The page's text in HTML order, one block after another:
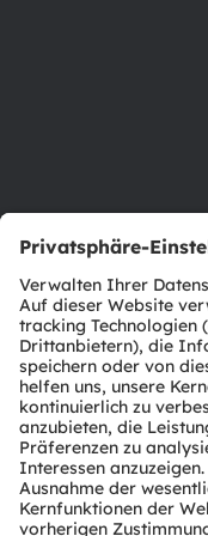
Produkt Selektor
Download Center
Tools
Kundenanfragen
Technischer Support
Partner Netzwerk
Whistleblowing